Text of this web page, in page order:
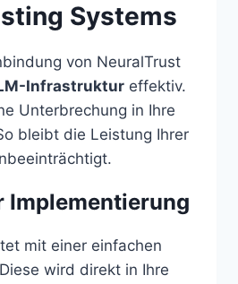
Systems
von NeuralTrust
Infrastruktur effektiv.
Unterbrechung in Ihre
bleibt die Leistung Ihrer
Implementierung
mit einer einfachen
wird direkt in Ihre